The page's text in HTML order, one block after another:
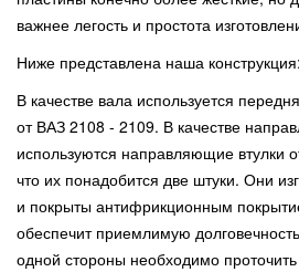
важнее легость и простота
Ниже представлена наша конструкция:
В качестве вала используется
от ВАЗ 2108 - 2109. В качестве
используются направляющие втулки
что их понадобится две штуки. Они
и покрыты антифрикционным
обеспечит приемлимую
одной стороны необходимо